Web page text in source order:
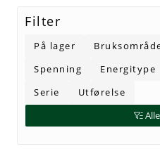
Filter
På lager
Spenning
Energitype
Serie
Utførelse